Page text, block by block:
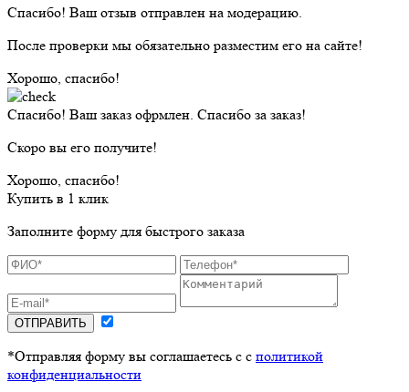
Спасибо! Ваш отзыв отправлен на модерацию.
После проверки мы обязательно разместим его на сайте!
Хорошо, спасибо!
Спасибо! Ваш заказ офрмлен. Спасибо за заказ!
Скоро вы его получите!
Хорошо, спасибо!
Купить в 1 клик
Заполните форму для быстрого заказа
ОТПРАВИТЬ
*Отправляя форму вы соглашаетесь с с политикой
конфиденциальности